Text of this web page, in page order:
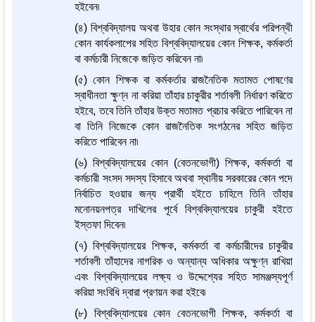
হইবেন৷
(৪) বিশ্ববিদ্যালয় অথবা উহার কোন সংস্থার স্বার্থের পরিপন্থী
কোন কার্যকলাপের সহিত বিশ্ববিদ্যালয়ের কোন শিক্ষক, কর্মকর্তা
বা কর্মচারী নিজেকে জড়িত করিবেন না৷
(৫) কোন শিক্ষক বা কর্মকর্তার রাজনৈতিক মতামত পোষণের
স্বাধীনতা ক্ষুণ্ন না করিয়া তাঁহার চাকুরীর শর্তাবলী নির্ধারণ করিতে
হইবে, তবে তিনি তাঁহার উক্ত মতামত প্রচার করিতে পারিবেন না
বা তিনি নিজেকে কোন রাজনৈতিক সংগঠনের সহিত জড়িত
করিতে পারিবেন না৷
(৬) বিশ্ববিদ্যালয়ের কোন (বেতনভোগী) শিক্ষক, কর্মকর্তা বা
কর্মচারী সংসদ সদস্য হিসাবে অথবা স্থানীয় সরকারের কোন পদে
নির্বাচিত হওয়ার জন্য প্রার্থী হইতে চাহিলে তিনি তাঁহার
মনোনয়নপত্র দাখিলের পূর্বে বিশ্ববিদ্যালয়ের চাকুরী হইতে
ইস্তফা দিবেন৷
(৭) বিশ্ববিদ্যালয়ের শিক্ষক, কর্মকর্তা বা কর্মচারীদের চাকুরীর
শর্তাবলী তাঁহাদের নাগরিক ও অন্যান্য অধিকার অক্ষুণ্ন রাখিয়া
এবং বিশ্ববিদ্যালয়ের লক্ষ্য ও উদ্দেশ্যের সহিত সামঞ্জস্যপূর্ণ
করিয়া সংবিধি দ্বারা প্রণয়ন করা হইবে৷
(৮) বিশ্ববিদ্যালয়ের কোন বেতনভোগী শিক্ষক, কর্মকর্তা বা